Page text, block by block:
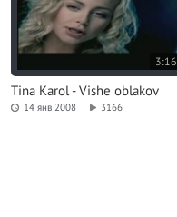
3:16
Tina Karol - Vishe oblakov
14 янв 2008 3166